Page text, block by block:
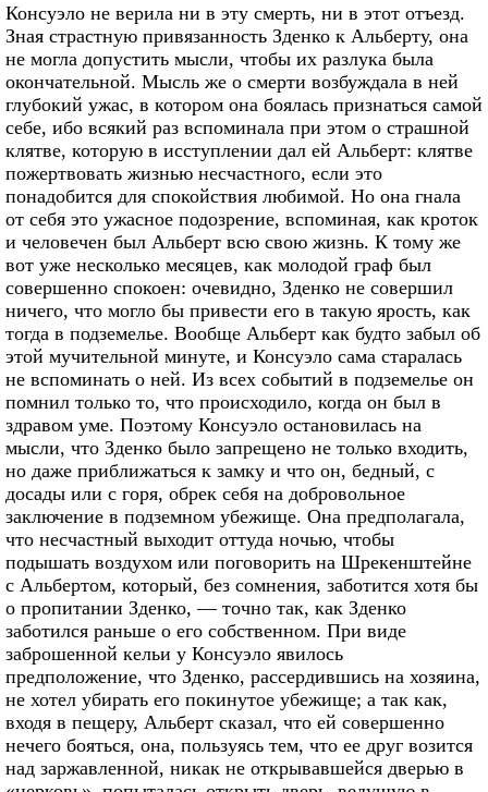
Консуэло не верила ни в эту смерть, ни в этот отъезд.
Зная страстную привязанность Зденко к Альберту, она
не могла допустить мысли, чтобы их разлука была
окончательной. Мысль же о смерти возбуждала в ней
глубокий ужас, в котором она боялась признаться самой
себе, ибо всякий раз вспоминала при этом о страшной
клятве, которую в исступлении дал ей Альберт: клятве
пожертвовать жизнью несчастного, если это
понадобится для спокойствия любимой. Но она гнала
от себя это ужасное подозрение, вспоминая, как кроток
и человечен был Альберт всю свою жизнь. К тому же
вот уже несколько месяцев, как молодой граф был
совершенно спокоен: очевидно, Зденко не совершил
ничего, что могло бы привести его в такую ярость, как
тогда в подземелье. Вообще Альберт как будто забыл об
этой мучительной минуте, и Консуэло сама старалась
не вспоминать о ней. Из всех событий в подземелье он
помнил только то, что происходило, когда он был в
здравом уме. Поэтому Консуэло остановилась на
мысли, что Зденко было запрещено не только входить,
но даже приближаться к замку и что он, бедный, с
досады или с горя, обрек себя на добровольное
заключение в подземном убежище. Она предполагала,
что несчастный выходит оттуда ночью, чтобы
подышать воздухом или поговорить на Шрекенштейне
с Альбертом, который, без сомнения, заботится хотя бы
о пропитании Зденко, — точно так, как Зденко
заботился раньше о его собственном. При виде
заброшенной кельи у Консуэло явилось
предположение, что Зденко, рассердившись на хозяина,
не хотел убирать его покинутое убежище; а так как,
входя в пещеру, Альберт сказал, что ей совершенно
нечего бояться, она, пользуясь тем, что ее друг возится
над заржавленной, никак не открывавшейся дверью в